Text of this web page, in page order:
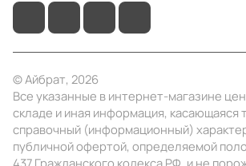
© Айбрат, 2026
Все указанные в интернет-магазине
складе и иная информация, касающаяся
справочный (информационный)
публичной офертой, определяемой